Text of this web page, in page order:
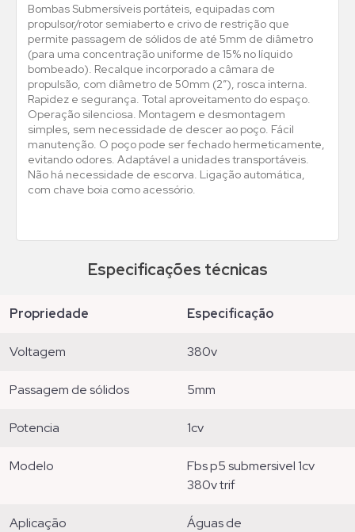
Bombas Submersíveis portáteis, equipadas com
propulsor/rotor semiaberto e crivo de restrição que
permite passagem de sólidos de até 5mm de diâmetro
(para uma concentração uniforme de 15% no líquido
bombeado). Recalque incorporado a câmara de
propulsão, com diâmetro de 50mm (2”), rosca interna.
Rapidez e segurança. Total aproveitamento do espaço.
Operação silenciosa. Montagem e desmontagem
simples, sem necessidade de descer ao poço. Fácil
manutenção. O poço pode ser fechado hermeticamente,
evitando odores. Adaptável a unidades transportáveis.
Não há necessidade de escorva. Ligação automática,
com chave boia como acessório.
Especificações técnicas
propriedade especificação
voltagem 380v
passagem de sólidos 5mm
potencia 1cv
modelo
fbs p5 submersivel 1cv
380v trif
aplicação
águas de